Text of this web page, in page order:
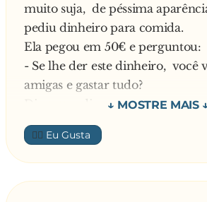
muito suja, de péssima
pediu dinheiro para comida.
Ela pegou em 50€ e perguntou:
- Se lhe der este dinheiro, você
amigas e gastar tudo?
Diz a mendiga:
- Que é isso, minha senhora,
moro na rua…
Continua a mulher:
- Não vai andar pelas lojas e
👍🏼